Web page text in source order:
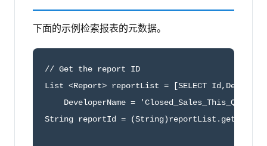
下面的示例检索报表的元数据。
// Get the report ID
List <Report> reportList = [SELECT
DeveloperName =
String reportId =